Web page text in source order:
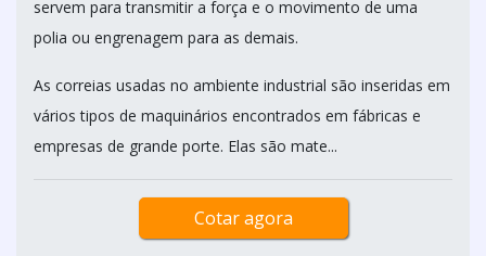
servem para transmitir a força e o movimento de uma
polia ou engrenagem para as demais.
As correias usadas no ambiente industrial são inseridas em
vários tipos de maquinários encontrados em fábricas e
empresas de grande porte. Elas são mate...
Cotar agora